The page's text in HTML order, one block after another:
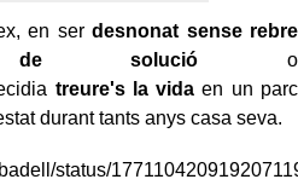
en serdesnonat sense rebre
solució o
treure's la vida en un parc
durant tants anys casa seva.
status/